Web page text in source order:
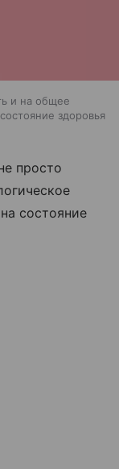
и на общее
здоровья
просто
состояние